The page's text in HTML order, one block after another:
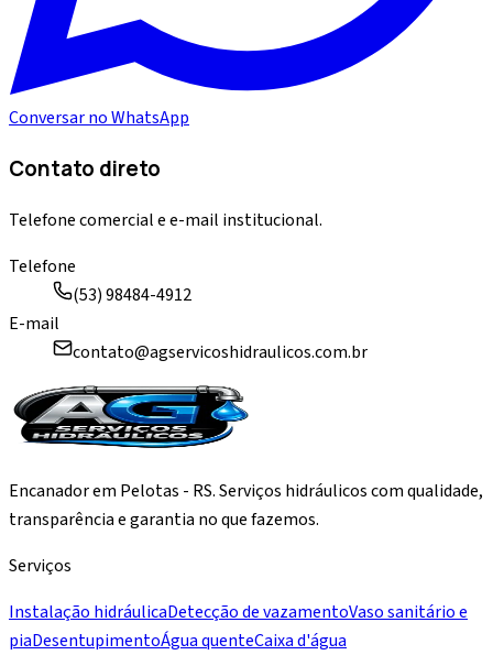
Conversar no WhatsApp
Contato direto
Telefone comercial e e-mail institucional.
Telefone
(53) 98484-4912
E-mail
contato@agservicoshidraulicos.com.br
Encanador em Pelotas - RS. Serviços hidráulicos com qualidade,
transparência e garantia no que fazemos.
Serviços
Instalação hidráulicaDetecção de vazamentoVaso sanitário e
piaDesentupimentoÁgua quenteCaixa d'água